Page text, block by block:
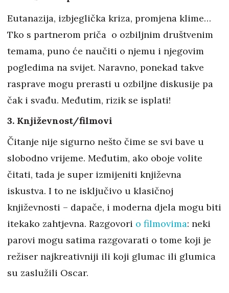
Eutanazija, izbjeglička kriza, promjena klime…
Tko s partnerom priča o ozbiljnim društvenim
temama, puno će naučiti o njemu i njegovim
pogledima na svijet. Naravno, ponekad takve
rasprave mogu prerasti u ozbiljne diskusije pa
čak i svađu. Međutim, rizik se isplati!
3. Književnost/filmovi
Čitanje nije sigurno nešto čime se svi bave u
slobodno vrijeme. Međutim, ako oboje volite
čitati, tada je super izmijeniti književna
iskustva. I to ne isključivo u klasičnoj
književnosti – dapače, i moderna djela mogu biti
itekako zahtjevna. Razgovori o filmovima: neki
parovi mogu satima razgovarati o tome koji je
režiser najkreativniji ili koji glumac ili glumica
su zaslužili Oscar.